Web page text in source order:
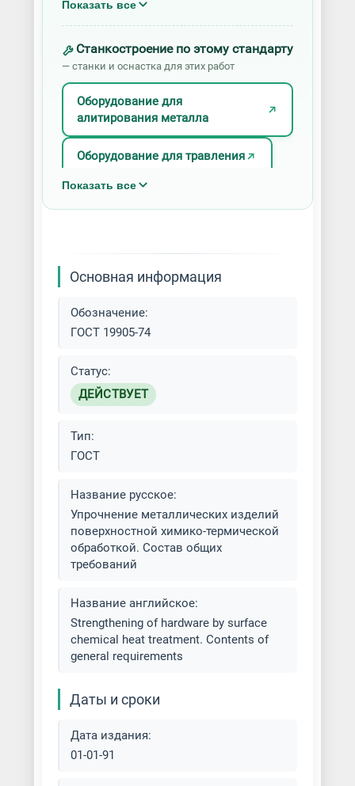
Борирование металла
Голубое травление
Горячее цинкование
Декоративное хромирование
Золочение металла
Карбонитрация металла
Меднение металла
Нанесение алмазоподобных
покрытий
Нитроцементация металла
Оцинкование деталей
Пассивирование металла
Платинирование металла
олово-висмут
Родирование серебра
Показать все
Станкостроение по этому стандарту
— станки и оснастка для этих работ
Оборудование для
алитирования металла
Оборудование для травления
Показать все
Основная информация
Обозначение:
ГОСТ 19905-74
Статус:
ДЕЙСТВУЕТ
Тип:
ГОСТ
Название русское:
Упрочнение металлических изделий
поверхностной химико-термической
обработкой. Состав общих
требований
Название английское:
Strengthening of hardware by surface
chemical heat treatment. Contents of
general requirements
Даты и сроки
Дата издания:
01-01-91